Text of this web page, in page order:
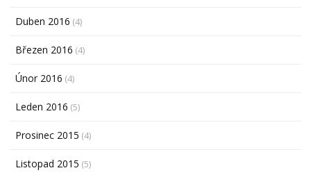
Duben 2016 (4)
Březen 2016 (4)
Únor 2016 (4)
Leden 2016 (5)
Prosinec 2015 (4)
Listopad 2015 (5)